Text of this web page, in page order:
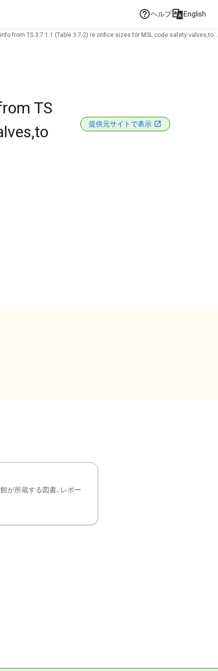
ヘルプ English
from TS 3.7.1.1 (Table 3.7-2) re orifice sizes for MSL code safety valves,to
TS
提供元サイトで表示
が所蔵する図書、レポー